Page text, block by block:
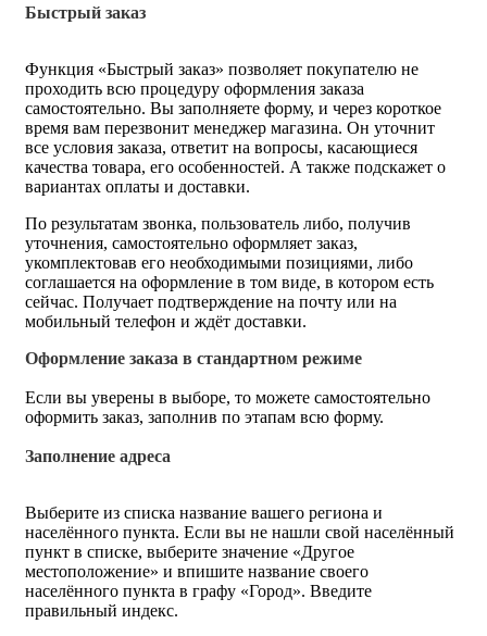
Быстрый заказ
Функция «Быстрый заказ» позволяет покупателю не
проходить всю процедуру оформления заказа
самостоятельно. Вы заполняете форму, и через короткое
время вам перезвонит менеджер магазина. Он уточнит
все условия заказа, ответит на вопросы, касающиеся
качества товара, его особенностей. А также подскажет о
вариантах оплаты и доставки.
По результатам звонка, пользователь либо, получив
уточнения, самостоятельно оформляет заказ,
укомплектовав его необходимыми позициями, либо
соглашается на оформление в том виде, в котором есть
сейчас. Получает подтверждение на почту или на
мобильный телефон и ждёт доставки.
Оформление заказа в стандартном режиме
Если вы уверены в выборе, то можете самостоятельно
оформить заказ, заполнив по этапам всю форму.
Заполнение адреса
Выберите из списка название вашего региона и
населённого пункта. Если вы не нашли свой населённый
пункт в списке, выберите значение «Другое
местоположение» и впишите название своего
населённого пункта в графу «Город». Введите
правильный индекс.